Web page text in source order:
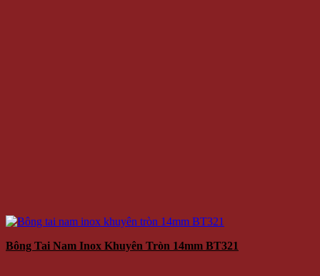
Bông Tai Nam Inox Khuyên Tròn 14mm BT321